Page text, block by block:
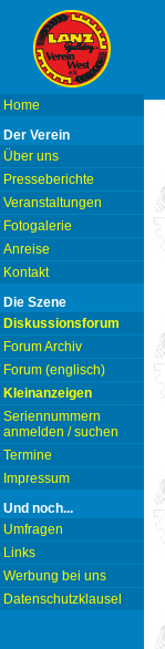
Home
Der Verein
Über uns
Presseberichte
Veranstaltungen
Fotogalerie
Anreise
Kontakt
Die Szene
Diskussionsforum
Forum Archiv
Forum (englisch)
Kleinanzeigen
Seriennummern
anmelden / suchen
Termine
Impressum
Und noch...
Umfragen
Links
Werbung bei uns
Datenschutzklausel